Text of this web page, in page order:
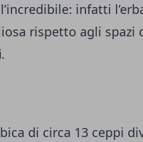
infatti
rispetto agli spazi
.
di circa 13 ceppi